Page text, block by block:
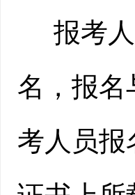
报考
名，报名
考人员报